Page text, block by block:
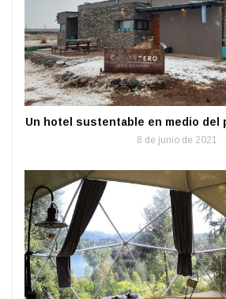
Un hotel sustentable en medio del
8 de junio de 2021